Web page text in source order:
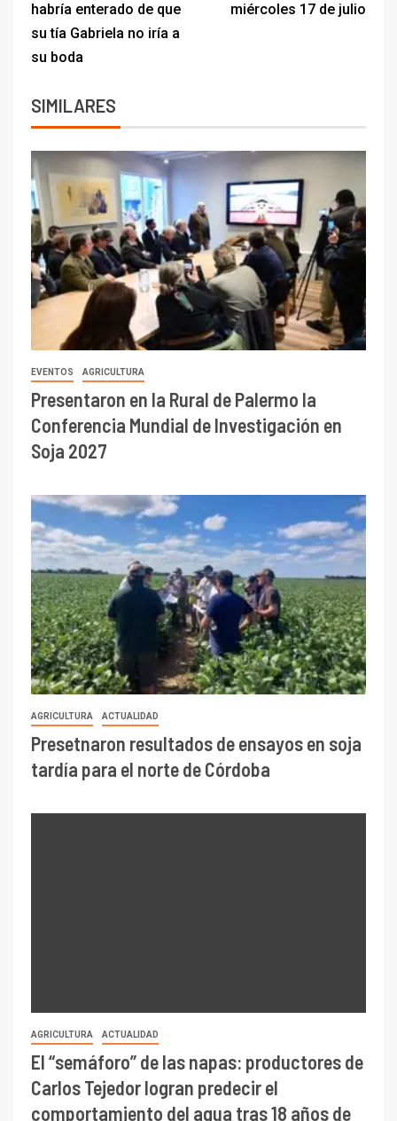
habría enterado de que
su tía Gabriela no iría a
su boda
miércoles 17 de julio
SIMILARES
EVENTOS AGRICULTURA
Presentaron en la Rural de Palermo la
Conferencia Mundial de Investigación en
Soja 2027
AGRICULTURA ACTUALIDAD
Presetnaron resultados de ensayos en soja
tardía para el norte de Córdoba
AGRICULTURA ACTUALIDAD
El “semáforo” de las napas: productores de
Carlos Tejedor logran predecir el
comportamiento del agua tras 18 años de